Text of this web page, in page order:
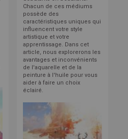
Chacun de ces médiums
possède des
caractéristiques uniques qui
influencent votre style
artistique et votre
apprentissage. Dans cet
article, nous explorerons les
avantages et inconvénients
de l'aquarelle et de la
peinture à l'huile pour vous
aider à faire un choix
éclairé.